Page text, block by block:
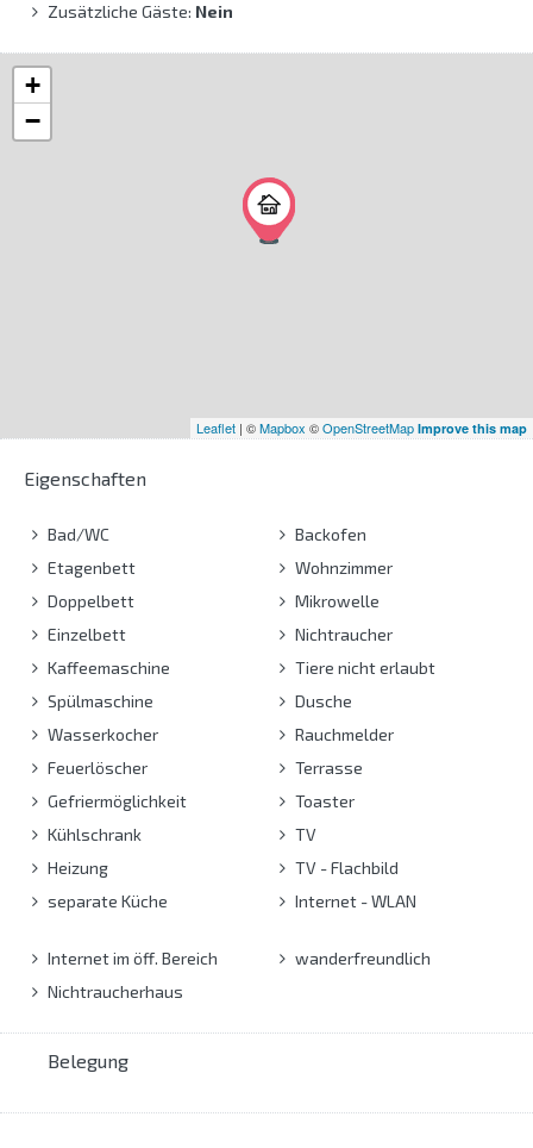
Zusätzliche Gäste: Nein
+
−
Leaflet | ©Mapbox ©OpenStreetMap Improve this map
Eigenschaften
Bad/WC
Etagenbett
Doppelbett
Einzelbett
Kaffeemaschine
Spülmaschine
Wasserkocher
Feuerlöscher
Gefriermöglichkeit
Kühlschrank
Heizung
separate Küche
Backofen
Wohnzimmer
Mikrowelle
Nichtraucher
Tiere nicht erlaubt
Dusche
Rauchmelder
Terrasse
Toaster
TV
TV - Flachbild
Internet - WLAN
Internet im öff. Bereich
Nichtraucherhaus
wanderfreundlich
Belegung